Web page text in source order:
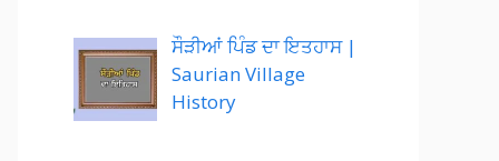
ਸੌੜੀਆਂ ਪਿੰਡ ਦਾ ਇਤਹਾਸ |
Saurian Village
History